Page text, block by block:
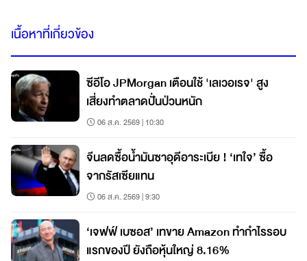
เนื้อหาที่เกี่ยวข้อง
ซีอีโอ JPMorgan เตือนใช้ 'เลเวอเรจ' สูง
เสี่ยงทำตลาดปั่นป่วนหนัก
06 ส.ค. 2569 | 10:30
จีนลดซื้อน้ำมันซาอุดีอาระเบีย ! ‘เทใจ’ ซื้อ
จากรัสเซียแทน
06 ส.ค. 2569 | 9:30
‘เจฟฟ์ เบซอส’ เทขาย Amazon ทำกำไรรอบ
แรกของปี ยังถือหุ้นใหญ่ 8.16%